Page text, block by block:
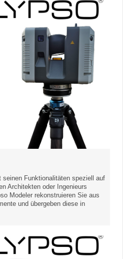
seinen Funktionalitäten speziell auf
Architekten oder Ingenieurs
Modeler rekonstruieren Sie aus
und übergeben diese in